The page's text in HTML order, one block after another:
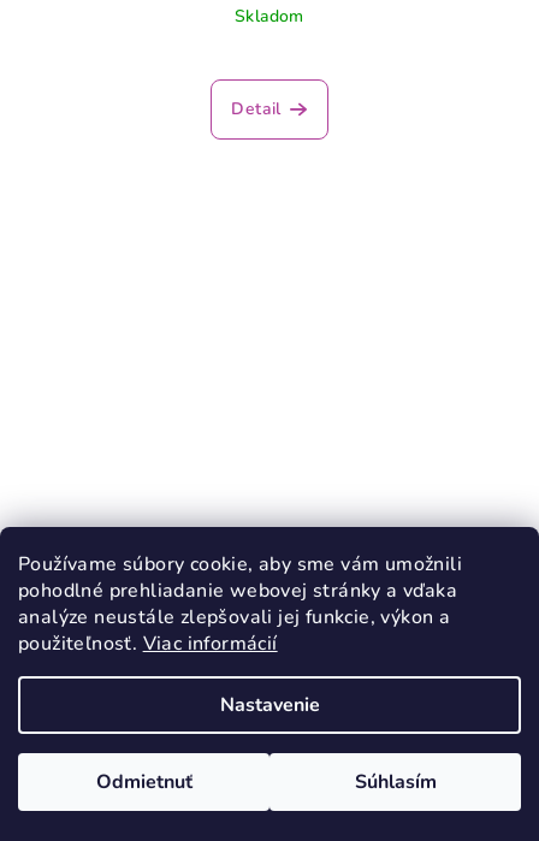
Používame súbory cookie, aby sme vám umožnili
pohodlné prehliadanie webovej stránky a vďaka
analýze neustále zlepšovali jej funkcie, výkon a
použiteľnosť. Viac informácií
Nastavenie
Odmietnuť Súhlasím
Skladom
Detail
PROTETIKA NIKLAS BLACK prechodné
topánky
46,90 €
KÓD:4662/19